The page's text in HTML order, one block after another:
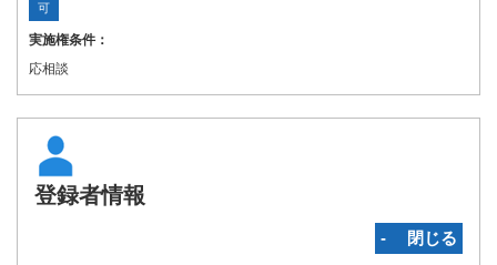
可
実施権条件：
応相談
登録者情報
‐ 閉じる